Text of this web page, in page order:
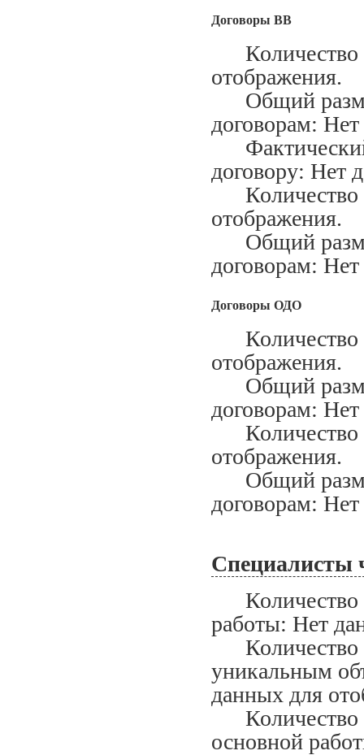
Договоры ВВ
Количество
отображения.
Общий
договорам:
Фактический
договору: Нет
Количество
отображения.
Общий
договорам:
Договоры ОДО
Количество
отображения.
Общий
договорам:
Количество
отображения.
Общий
договорам:
Специалисты
Количество
работы: Нет
Количество
уникальным
данных для
Количество
основной